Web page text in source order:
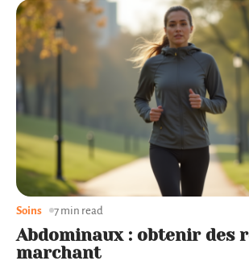
Abdominaux : obtenir des
marchant
Soins 7 min read